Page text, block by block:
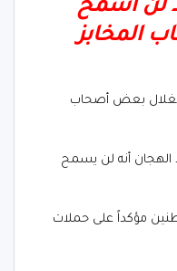
لن أسمح
المخابز
بعض أصحاب
الهجان أنه لن يسمح
مؤكداً على حملات